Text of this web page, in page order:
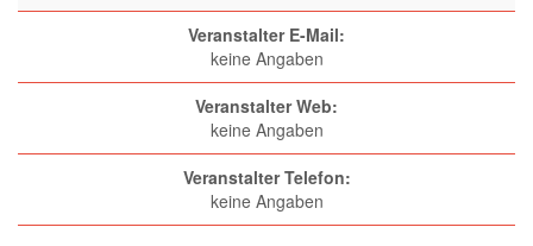
Veranstalter E-Mail:
keine Angaben
Veranstalter Web:
keine Angaben
Veranstalter Telefon:
keine Angaben